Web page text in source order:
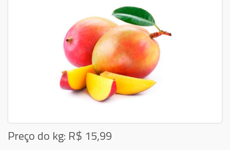
Preço do kg: R$ 15,99